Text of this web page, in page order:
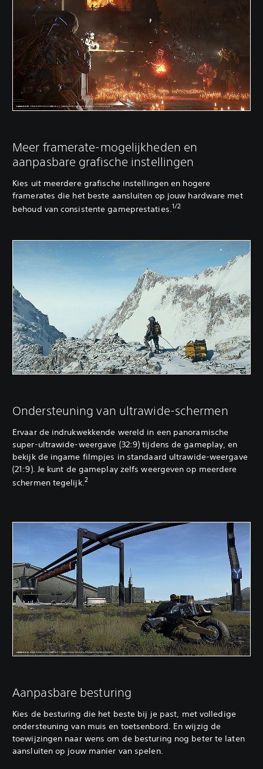
Meer framerate-mogelijkheden en
aanpasbare grafische instellingen
Kies uit meerdere grafische instellingen en hogere
framerates die het beste aansluiten op jouw hardware met
behoud van consistente gameprestaties.1/2
Ondersteuning van ultrawide-schermen
Ervaar de indrukwekkende wereld in een panoramische
super-ultrawide-weergave (32:9) tijdens de gameplay, en
bekijk de ingame filmpjes in standaard ultrawide-weergave
(21:9). Je kunt de gameplay zelfs weergeven op meerdere
schermen tegelijk.2
Aanpasbare besturing
Kies de besturing die het beste bij je past, met volledige
ondersteuning van muis en toetsenbord. En wijzig de
toewijzingen naar wens om de besturing nog beter te laten
aansluiten op jouw manier van spelen.